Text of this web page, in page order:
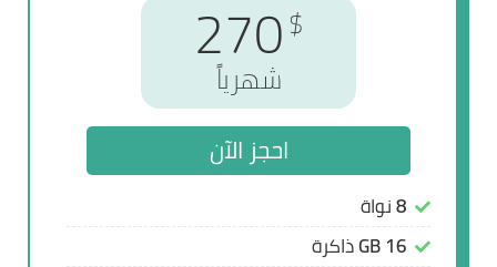
$
300
شهرياً
8نواة
16 GB
ذاكرة
احجز الآن
$
270
شهرياً
8نواة
16 GB
ذاكرة
احجز الآن